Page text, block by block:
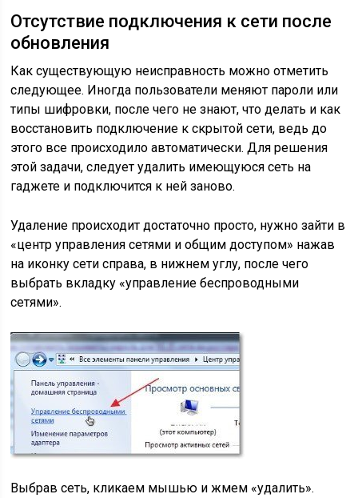
Отсутствие подключения к сети после
обновления
Как существующую неисправность можно отметить
следующее. Иногда пользователи меняют пароли или
типы шифровки, после чего не знают, что делать и как
восстановить подключение к скрытой сети, ведь до
этого все происходило автоматически. Для решения
этой задачи, следует удалить имеющуюся сеть на
гаджете и подключится к ней заново.
Удаление происходит достаточно просто, нужно зайти в
«центр управления сетями и общим доступом» нажав
на иконку сети справа, в нижнем углу, после чего
выбрать вкладку «управление беспроводными
сетями».
Выбрав сеть, кликаем мышью и жмем «удалить».